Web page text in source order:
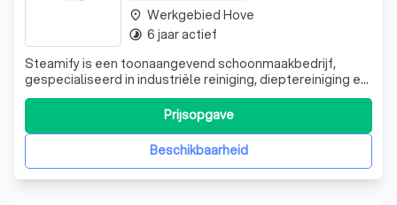
Steamify is een toonaangevend schoonmaakbedrijf,
gespecialiseerd in industriële reiniging, dieptereiniging en
ontstoffingswerken. Met een passie voor orde, netheid en
kwaliteit bieden wij gespecialiseerde
schoonmaakoplossingen voor bedrijven in de
voedingsindustrie, horeca, grootkeukens, koel- en vr
Beschikbaarheid
Prijsopgave
place Werkgebied Hove
timelapse 6 jaar actief